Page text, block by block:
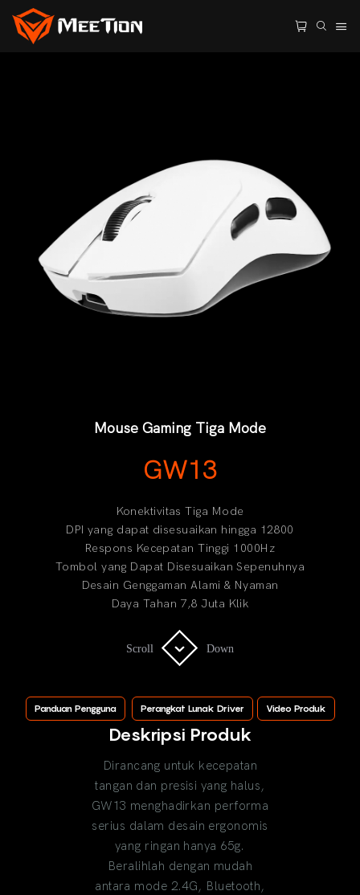
Mouse Gaming Tiga Mode
GW13
Konektivitas Tiga Mode
DPI yang dapat disesuaikan hingga 12800
Respons Kecepatan Tinggi 1000Hz
Tombol yang Dapat Disesuaikan Sepenuhnya
Desain Genggaman Alami & Nyaman
Daya Tahan 7,8 Juta Klik
Scroll Down
Scroll Down
Panduan Pengguna Perangkat Lunak Driver Video Produk
Deskripsi Produk
Dirancang untuk kecepatan
tangan dan presisi yang halus,
GW13 menghadirkan performa
serius dalam desain ergonomis
yang ringan hanya 65g.
Beralihlah dengan mudah
antara mode 2.4G, Bluetooth,